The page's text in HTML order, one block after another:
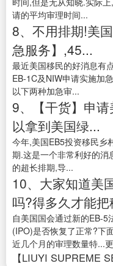
请的平均审理时间...
8、不用排期!美
急服务】,45...
最近美国移民的好消息有
EB-1C及NIW申请实施加
以下两种加急审...
9、【干货】申
以拿到美国绿...
今年,美国EB5投资移民乡
期.这是一个非常利好的消
的超长排期,导...
10、大家知道美
吗?得多久才能
自美国国会通过新的EB-5
(IPO)是否恢复了正常?下
近几个月的审理数量特...
【LIUYI SUPREME